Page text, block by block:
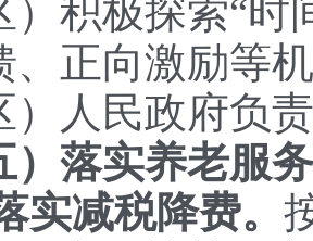
）积极探索“
、正向激励等
）人民政府负
）落实养老服
实减税降费。